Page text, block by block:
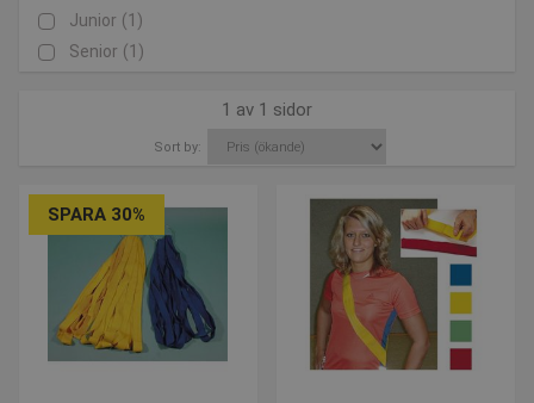
Junior (1)
Senior (1)
1 av 1 sidor
Sort by:
SPARA 30%